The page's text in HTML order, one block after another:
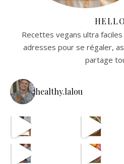
Recettes vegans ultra
adresses pour se régaler,
partage
healthy.lalou
avec les astuces de @aist